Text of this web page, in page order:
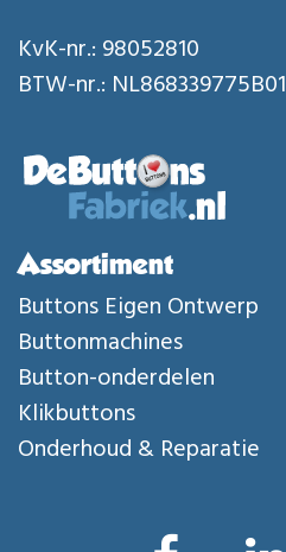
KvK-nr.: 98052810
BTW-nr.: NL868339775B01
Assortiment
Buttons Eigen Ontwerp
Buttonmachines
Button-onderdelen
Klikbuttons
Onderhoud & Reparatie